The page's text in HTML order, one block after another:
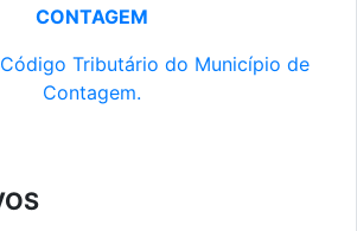
CONTAGEM
Tributário do Município de
Contagem.